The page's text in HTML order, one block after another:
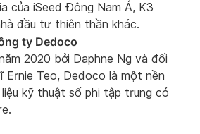
của iSeed Đông Nam Á, K3
đầu tư thiên thần khác.
ty Dedoco
2020 bởi Daphne Ng và đối
Ernie Teo, Dedoco là một nền
kỹ thuật số phi tập trung có